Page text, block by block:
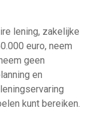
lening, zakelijke
euro, neem
geen
en
kunt bereiken.